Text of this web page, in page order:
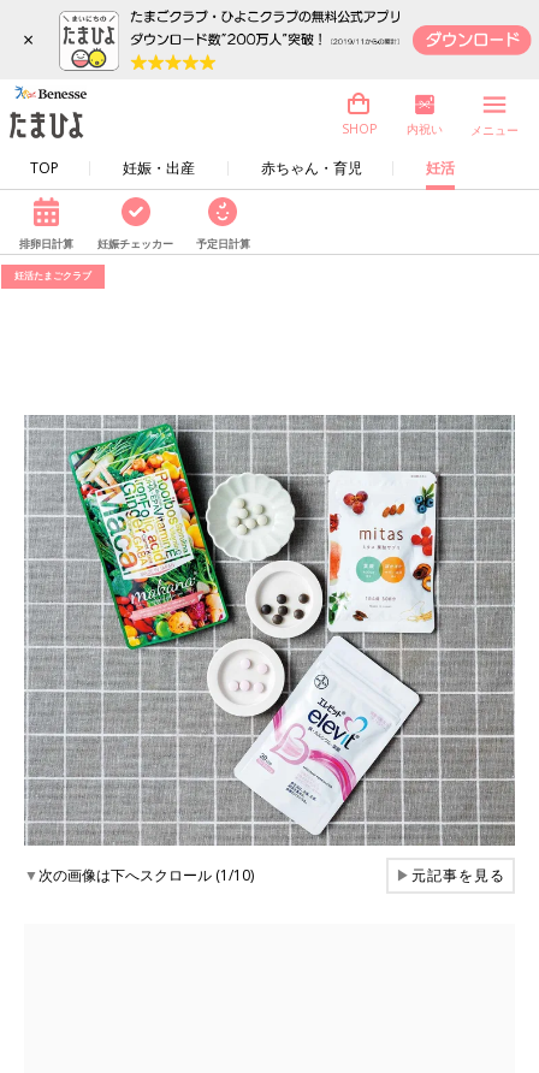
×
TOP 妊娠・出産 赤ちゃん・育児 妊活
SHOP 内祝い メニュー
排卵日計算 妊娠チェッカー 予定日計算
妊活たまごクラブ
▼次の画像は下へスクロール (1/10) ▶元記事を見る